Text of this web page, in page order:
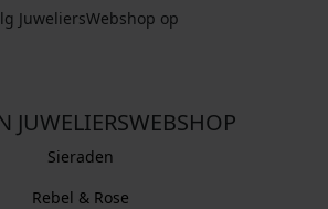
JuweliersWebshop op
JUWELIERSWEBSHOP
Sieraden
Rebel & Rose